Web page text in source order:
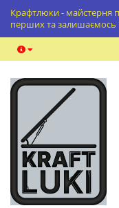
Крафтлюки - майстерня
перших та